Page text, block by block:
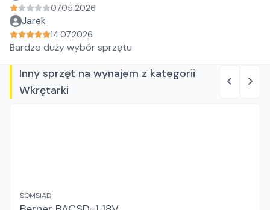
07.05.2026
Jarek
14.07.2026
Bardzo duży wybór sprzętu
Inny sprzęt na wynajem z kategorii
Wkrętarki
SOMSIAD